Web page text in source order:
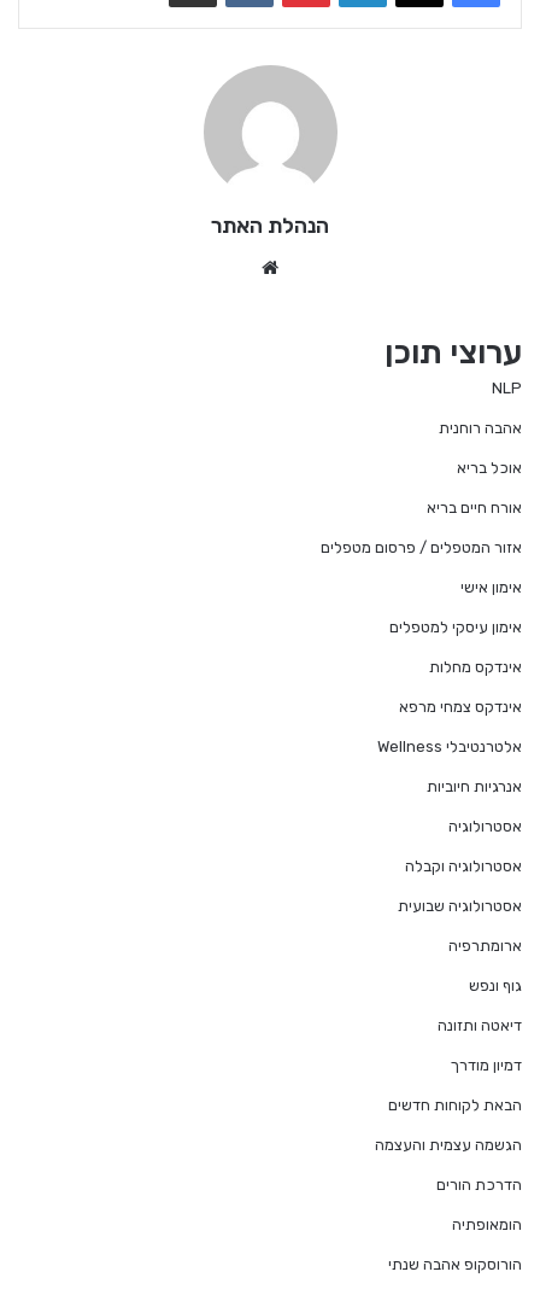
הנהלת האתר
ערוצי תוכן
NLP
אהבה רוחנית
אוכל בריא
אורח חיים בריא
אזור המטפלים / פרסום מטפלים
אימון אישי
אימון עיסקי למטפלים
אינדקס מחלות
אינדקס צמחי מרפא
אלטרנטיבלי Wellness
אנרגיות חיוביות
אסטרולוגיה
אסטרולוגיה וקבלה
אסטרולוגיה שבועית
ארומתרפיה
גוף ונפש
דיאטה ותזונה
דמיון מודרך
הבאת לקוחות חדשים
הגשמה עצמית והעצמה
הדרכת הורים
הומאופתיה
הורוסקופ אהבה שנתי